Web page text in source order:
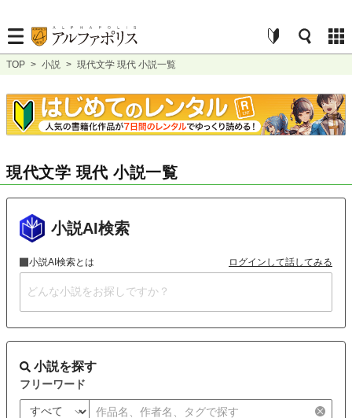
TOP > 小説 > 現代文学 現代 小説一覧
現代文学 現代 小説一覧
小説AI検索
小説AI検索とは ログインして話してみる
小説を探す
フリーワード